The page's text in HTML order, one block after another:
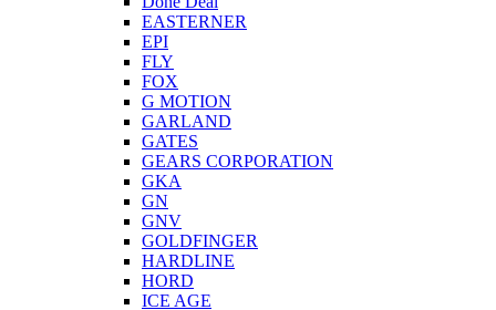
EASTERNER
EPI
FLY
FOX
G MOTION
GARLAND
GATES
GEARS CORPORATION
GKA
GN
GNV
GOLDFINGER
HARDLINE
HORD
ICE AGE